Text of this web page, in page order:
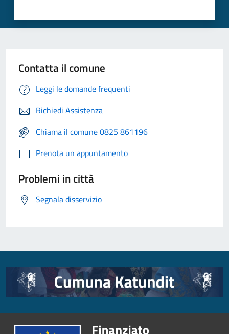
Contatta il comune
Leggi le domande frequenti
Richiedi Assistenza
Chiama il comune 0825 861196
Prenota un appuntamento
Problemi in città
Segnala disservizio